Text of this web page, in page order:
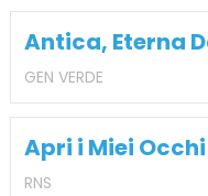
Antica, Eterna
GEN VERDE
Apri i Miei
RNS